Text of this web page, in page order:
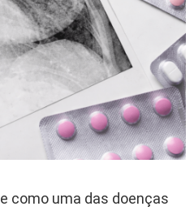
como uma das doenças